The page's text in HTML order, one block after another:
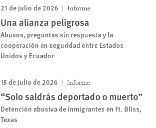
21 de julio de 2026 Informe
Una alianza peligrosa
Abusos, preguntas sin respuesta y la
cooperación en seguridad entre Estados
Unidos y Ecuador
15 de julio de 2026 Informe
“Solo saldrás deportado o muerto”
Detención abusiva de inmigrantes en Ft. Bliss,
Texas